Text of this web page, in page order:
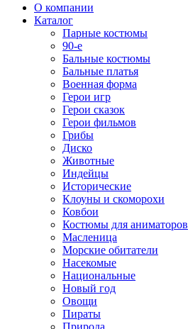
О компании
Каталог
Парные костюмы
90-е
Бальные костюмы
Бальные платья
Военная форма
Герои игр
Герои сказок
Герои фильмов
Грибы
Диско
Животные
Индейцы
Исторические
Клоуны и скоморохи
Ковбои
Костюмы для аниматоров
Масленица
Морские обитатели
Насекомые
Национальные
Новый год
Овощи
Пираты
Природа